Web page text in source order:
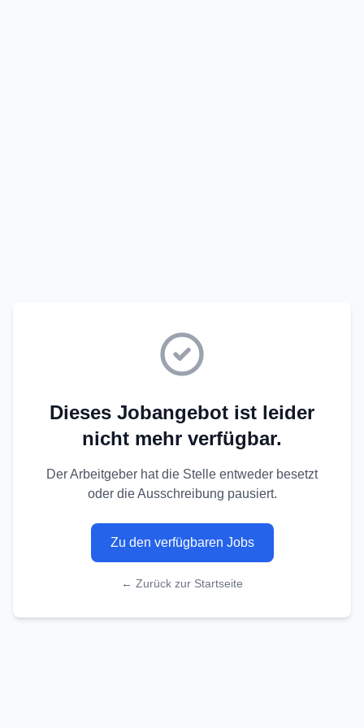
Dieses Jobangebot ist leider
nicht mehr verfügbar.
Der Arbeitgeber hat die Stelle entweder besetzt
oder die Ausschreibung pausiert.
Zu den verfügbaren Jobs
← Zurück zur Startseite